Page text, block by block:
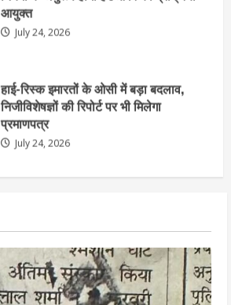
निजीविशेषज्ञों की रिपोर्ट पर भी मिलेगा
प्रमाणपत्र
एचईआरसी के अध्यक्ष नंद लाल का निधन
July 24, 2026